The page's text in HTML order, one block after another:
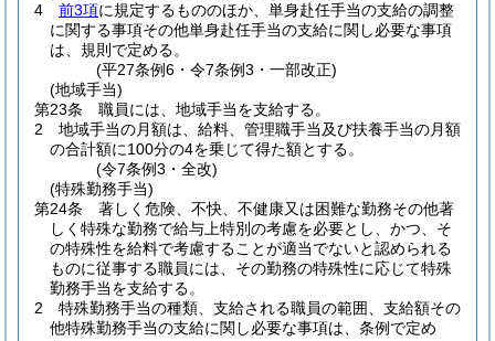
4
前3項に規定するもののほか、単身赴任手当の支給の調整
に関する事項その他単身赴任手当の支給に関し必要な事項
は、規則で定める。
(平27条例6・令7条例3・一部改正)
(地域手当)
第23条
職員には、地域手当を支給する。
2
地域手当の月額は、給料、管理職手当及び扶養手当の月額
の合計額に100分の4を乗じて得た額とする。
(令7条例3・全改)
(特殊勤務手当)
第24条
著しく危険、不快、不健康又は困難な勤務その他著
しく特殊な勤務で給与上特別の考慮を必要とし、かつ、そ
の特殊性を給料で考慮することが適当でないと認められる
ものに従事する職員には、その勤務の特殊性に応じて特殊
勤務手当を支給する。
2
特殊勤務手当の種類、支給される職員の範囲、支給額その
他特殊勤務手当の支給に関し必要な事項は、条例で定め